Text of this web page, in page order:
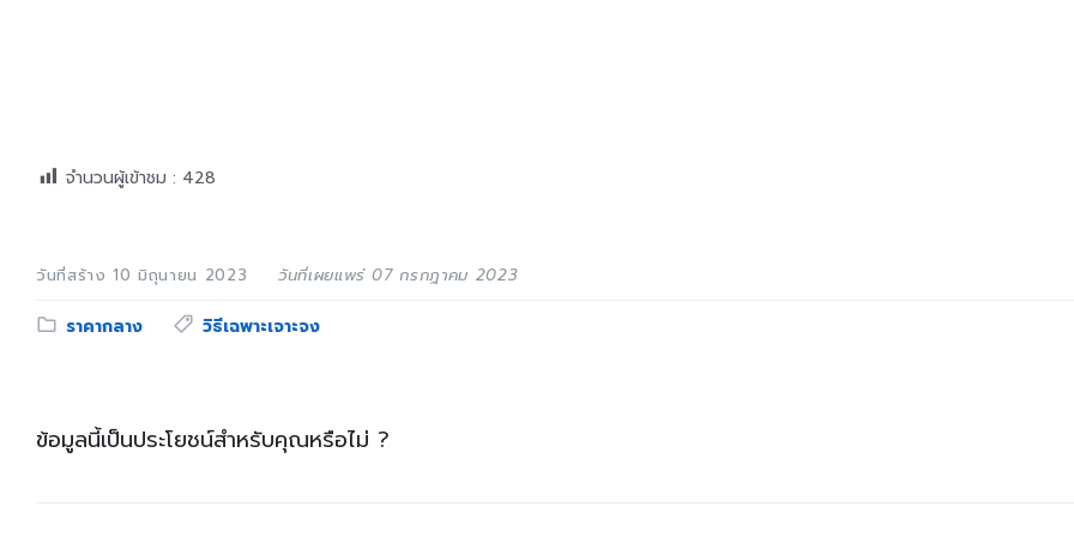
จำนวนผู้เข้าชม : 428
วันที่สร้าง 10 มิถุนายน 2023 วันที่เผยแพร่ 07 กรกฎาคม 2023
Category:
ราคากลาง Tags:
วิธีเฉพาะเจาะจง
ข้อมูลนี้เป็นประโยชน์สำหรับคุณหรือไม่ ?